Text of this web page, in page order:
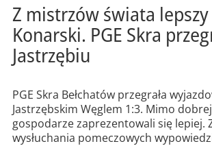
Z mistrzów świata
Konarski. PGE Skra
Jastrzębiu
PGE Skra Bełchatów przegrała
Jastrzębskim Węglem 1:3. Mimo
gospodarze zaprezentowali się lepiej.
wysłuchania pomeczowych